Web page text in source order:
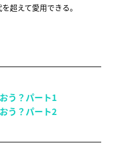
超えて愛用できる。
う？パート1
う？パート2